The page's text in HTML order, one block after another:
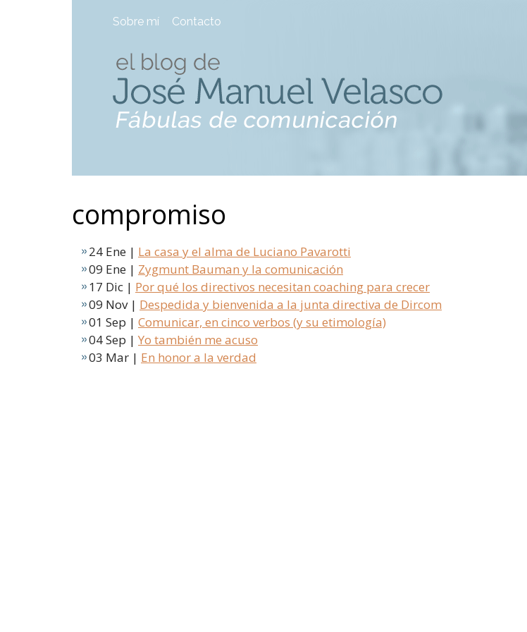
Sobre mí Contacto
compromiso
24 Ene | La casa y el alma de Luciano Pavarotti
09 Ene | Zygmunt Bauman y la comunicación
17 Dic | Por qué los directivos necesitan coaching para crecer
09 Nov | Despedida y bienvenida a la junta directiva de Dircom
01 Sep | Comunicar, en cinco verbos (y su etimología)
04 Sep | Yo también me acuso
03 Mar | En honor a la verdad